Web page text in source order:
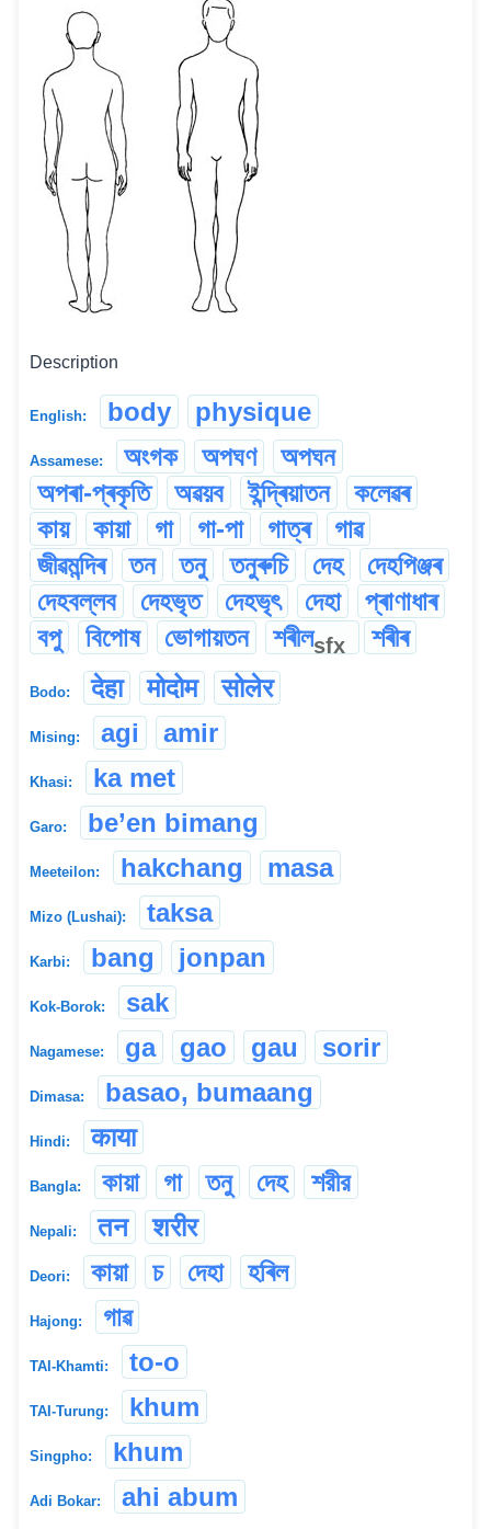
Description
English: body physique
Assamese: অংগক অপঘণ
অপঘন
অপৰা-প্ৰকৃতি
অৱয়ব ইন্দ্ৰিয়াতন
কলেৱৰ
কায়
কায়া গা গা-পা গাত্ৰ
গাৱ
জীৱমন্দিৰ
তন তনু তনুৰুচি দেহ
দেহপিঞ্জৰ
দেহবল্লব
দেহভৃত দেহভৃৎ দেহা
প্ৰাণাধাৰ
বপু
বিপোষ ভোগায়তন শৰীলsfx শৰীৰ
Bodo: देहा मोदोम सोलेर
Mising: agi amir
Khasi: ka met
Garo: be’en bimang
Meeteilon: hakchang masa
Mizo (Lushai): taksa
Karbi: bang jonpan
Kok-Borok: sak
Nagamese: ga gao gau sorir
Dimasa: basao, bumaang
Hindi: काया
Bangla: কায়া গা তনু দেহ শরীর
Nepali: तन शरीर
Deori: কায়া চ দেহা হৰিল
Hajong: গাৱ
TAI-Khamti: to-o
TAI-Turung: khum
Singpho: khum
Adi Bokar: ahi abum